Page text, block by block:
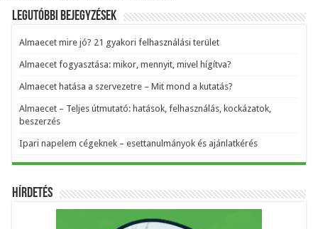
Legutóbbi bejegyzések
Almaecet mire jó? 21 gyakori felhasználási terület
Almaecet fogyasztása: mikor, mennyit, mivel hígítva?
Almaecet hatása a szervezetre – Mit mond a kutatás?
Almaecet – Teljes útmutató: hatások, felhasználás, kockázatok,
beszerzés
Ipari napelem cégeknek – esettanulmányok és ajánlatkérés
Hírdetés